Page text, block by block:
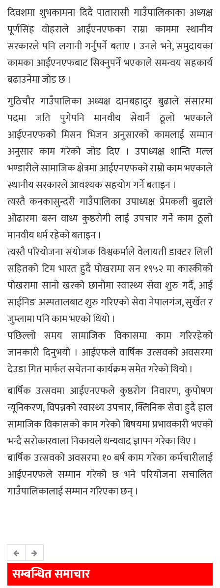
दिवशमा शुभकामना दिदै पातारासी गाउँपालिकाका अध्यक्ष
पूर्णसिंह वोहराले आईएनएफका राम्रा काममा स्थानीय
सरकारले पनि लगानी गर्नुपर्ने बताए । उनले भने, समुदायका
कामका आईएनएफबाट सिक्नुपर्ने भएकाले समन्वय सहकार्य
बढाउनेमा जोड छ ।
गुठिचौर गाउँपालिका अध्यक्ष दानबहादुर बुढाले संसारमा
पदमा जति पुगेपनि मानवीय सेवानै ठूलो भएकाले
आईएनएफको मिसन भिजन अनुसारको कामलाई सम्मान
अनुसार काम गरेको जोड दिए । उपाध्यक्ष शान्ति मल्ल
भण्डारीले सामाजिक क्षेत्रमा आईएनएफको राम्रो काम भएकाले
स्थानीय सरकारले आवश्यक सहयोग गर्ने बताइन ।
त्यस्तै कनकासुन्दरी गाउँपालिका उपाध्यक्ष प्रेमकली बुढाले
ओढारमा बस्न वाध्य कुष्ठरोगी लाई उपचार गर्ने काम ठूलो
मानवीय धर्म रहेको बताइन ।
त्यस्तै परियोजना संयोजक विश्वकर्माले वेलायती डाक्टर लिली
सहितको टिम भारत हुदै पोखरामा सन १९५२ मा कास्कीको
पोखरामा सानो खरको छानोमा स्वास्थ्य सेवा शुरु गर्दै, आई
साईनिङ अस्पतालबाट शुरु गरिएको सेवा नेपालगंज, सुर्खेत र
जुम्लामा पनि काम भएको थियो ।
पछिल्लो समय सामाजिक विकासमा काम गरिरहेको
जानकारी दिनुभयो । आईएफले वार्षिक उत्सवको अवसरमा
देउडा गित मार्फत सचेतना कार्यक्रम समेत गरेको थियो ।
बार्षिक उत्सवमा आईएनएफले कुष्ठरोग निवारण, कुपोषण
न्यूनिकरण, विपन्नको स्वास्थ्य उपचार, क्लिनिक सेवा हुदै हाल
सामाजिक विकासको काम गरेको बिषयमा प्रभावकारी भएको
भन्दै सरोकारवाला निकायले धन्यवाद ज्ञापन गरेका थिए ।
बार्षिक उत्सवको अवसरमा १० बर्ष काम गरेका कर्मचारीलाई
आईएनएफले सम्मान गरेको छ भने परियोजना सचालित
गाउँपालिकालाई सम्मान गरिएका छन् ।
सम्बन्धित समाचार